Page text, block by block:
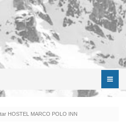
Menú
HOSTEL MARCO POLO INN